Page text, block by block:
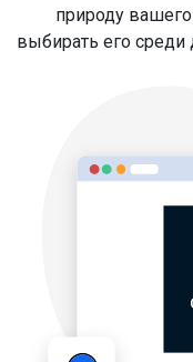
природу
выбирать его среди